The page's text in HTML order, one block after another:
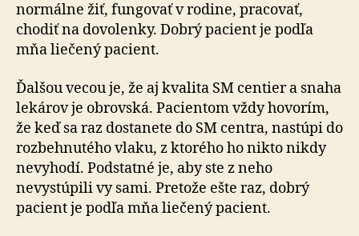
normálne žiť, fungovať v rodine, pracovať,
chodiť na dovolenky. Dobrý pacient je podľa
mňa liečený pacient.
Ďalšou vecou je, že aj kvalita SM centier a snaha
lekárov je obrovská. Pacientom vždy hovorím,
že keď sa raz dostanete do SM centra, nastúpi do
rozbehnutého vlaku, z ktorého ho nikto nikdy
nevyhodí. Podstatné je, aby ste z neho
nevystúpili vy sami. Pretože ešte raz, dobrý
pacient je podľa mňa liečený pacient.